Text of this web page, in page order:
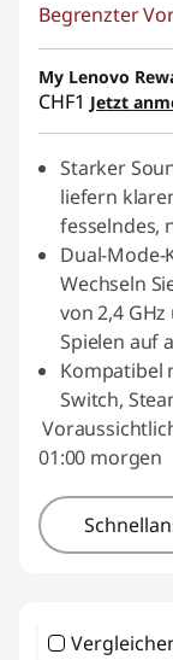
eCoupon-
eCoupon :
Begrenzter
My Lenovo
CHF1 Jetzt
Starker
liefern
fesselndes,
Dual-
Wechseln
von 2,4
Spielen auf
Kompatibel
Switch,
01:00 morgen